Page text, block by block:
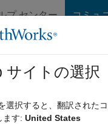
プ センター コミュ
回答 閲覧
the way to
サイトの選択
選択すると、翻訳された
ます: United States